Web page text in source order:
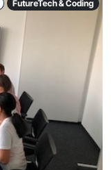
FutureTech & Coding